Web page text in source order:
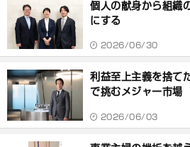
個人の献身から組織
にする
2026/06/30
利益至上主義を捨て
で挑むメジャー市場
2026/06/03